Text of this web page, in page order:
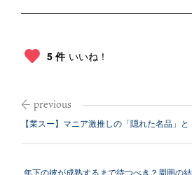
5 件 いいね！
【業スー】マニア激推しの「隠れた名品」
年下の彼が成熟するまで待つべき？周囲の